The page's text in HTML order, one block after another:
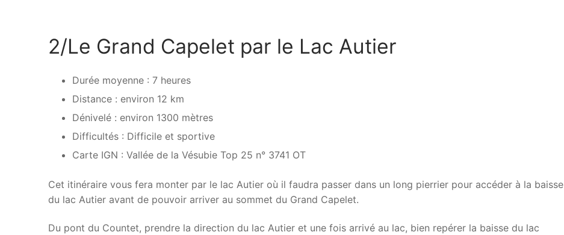
2/Le Grand Capelet par le Lac Autier
Durée moyenne : 7 heures
Distance : environ 12 km
Dénivelé : environ 1300 mètres
Difficultés : Difficile et sportive
Carte IGN : Vallée de la Vésubie Top 25 n° 3741 OT
Cet itinéraire vous fera monter par le lac Autier où il faudra passer dans un long pierrier pour accéder à la baisse
du lac Autier avant de pouvoir arriver au sommet du Grand Capelet.
Du pont du Countet, prendre la direction du lac Autier et une fois arrivé au lac, bien repérer la baisse du lac